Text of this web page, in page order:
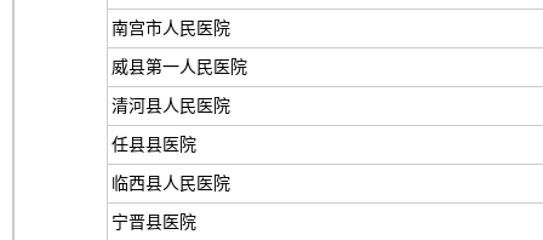
南宫市人民医院
威县第一人民医院
清河县人民医院
任县县医院
临西县人民医院
宁晋县医院